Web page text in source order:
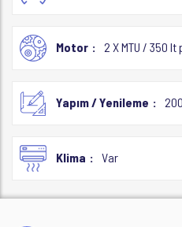
Motor 2 X MTU / 350 lt
Yapım / Yenileme
Klima Var